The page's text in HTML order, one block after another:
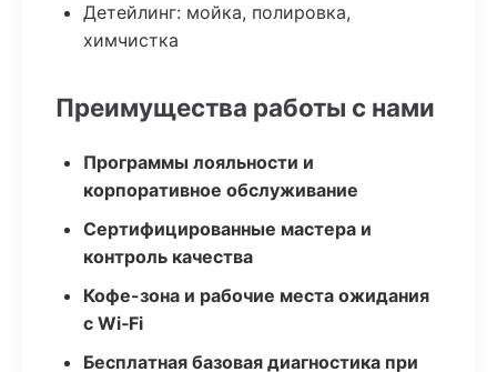
Детейлинг: мойка, полировка,
химчистка
Преимущества работы с нами
Программы лояльности и
корпоративное обслуживание
Сертифицированные мастера и
контроль качества
Кофе-зона и рабочие места ожидания
с Wi‑Fi
Бесплатная базовая диагностика при